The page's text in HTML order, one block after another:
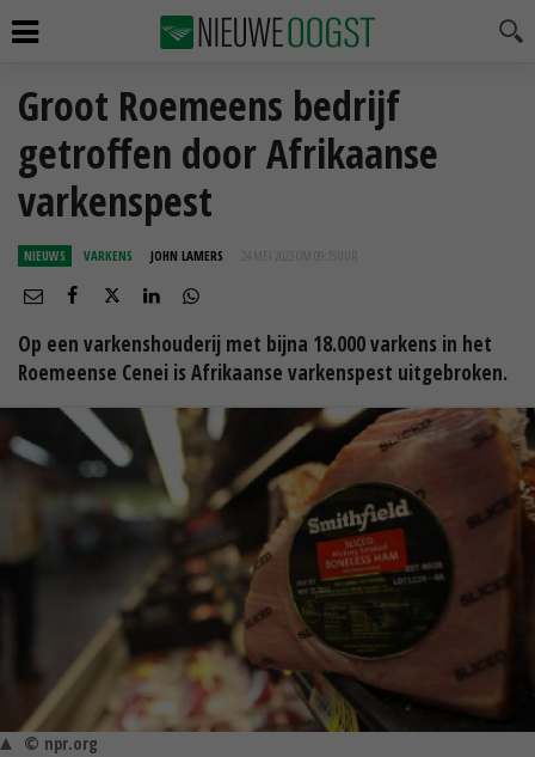
Groot Roemeens bedrijf
getroffen door Afrikaanse
varkenspest
NIEUWS VARKENS JOHN LAMERS 24 MEI 2023 OM 09:15
Op een varkenshouderij met bijna 18.000 varkens in het
Roemeense Cenei is Afrikaanse varkenspest uitgebroken.
© npr.org